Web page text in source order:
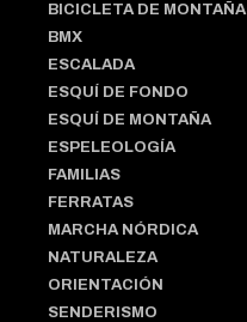
BICICLETA DE MONTAÑA
BMX
ESCALADA
ESQUÍ DE FONDO
ESQUÍ DE MONTAÑA
ESPELEOLOGÍA
FAMILIAS
FERRATAS
MARCHA NÓRDICA
NATURALEZA
ORIENTACIÓN
SENDERISMO